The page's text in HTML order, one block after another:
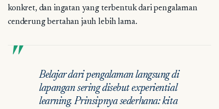
konkret, dan ingatan yang terbentuk dari pengalaman
cenderung bertahan jauh lebih lama.
Belajar dari pengalaman langsung di
lapangan sering disebut experiential
learning. Prinsipnya sederhana: kita